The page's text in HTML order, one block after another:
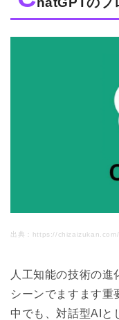
2 ゲーム制作にお
キャラクタ
クエストや
ゲームのル
画像生成の
ゲーム制作に今
案してくれ
ンセプト、
プト
3.4 ゲームコンセ
出典：https://
人工知能の技術の進
シーンでますます重
中でも、対話型AIと